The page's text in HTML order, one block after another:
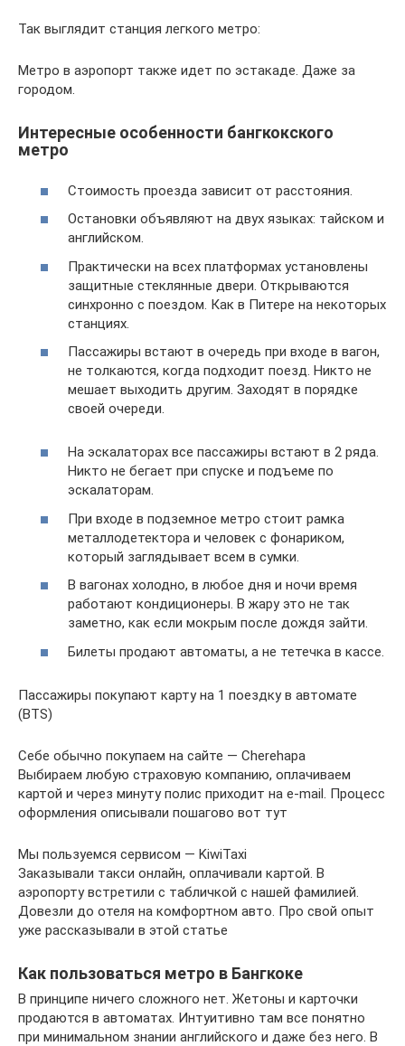
Так выглядит станция легкого метро:
Метро в аэропорт также идет по эстакаде. Даже за
городом.
Интересные особенности бангкокского
метро
Стоимость проезда зависит от расстояния.
Остановки объявляют на двух языках: тайском и
английском.
Практически на всех платформах установлены
защитные стеклянные двери. Открываются
синхронно с поездом. Как в Питере на некоторых
станциях.
Пассажиры встают в очередь при входе в вагон,
не толкаются, когда подходит поезд. Никто не
мешает выходить другим. Заходят в порядке
своей очереди.
На эскалаторах все пассажиры встают в 2 ряда.
Никто не бегает при спуске и подъеме по
эскалаторам.
При входе в подземное метро стоит рамка
металлодетектора и человек с фонариком,
который заглядывает всем в сумки.
В вагонах холодно, в любое дня и ночи время
работают кондиционеры. В жару это не так
заметно, как если мокрым после дождя зайти.
Билеты продают автоматы, а не тетечка в кассе.
Пассажиры покупают карту на 1 поездку в автомате
(BTS)
Себе обычно покупаем на сайте — Cherehapa
Выбираем любую страховую компанию, оплачиваем
картой и через минуту полис приходит на e-mail. Процесс
оформления описывали пошагово вот тут
Мы пользуемся сервисом — KiwiTaxi
Заказывали такси онлайн, оплачивали картой. В
аэропорту встретили с табличкой с нашей фамилией.
Довезли до отеля на комфортном авто. Про свой опыт
уже рассказывали в этой статье
Как пользоваться метро в Бангкоке
В принципе ничего сложного нет. Жетоны и карточки
продаются в автоматах. Интуитивно там все понятно
при минимальном знании английского и даже без него. В